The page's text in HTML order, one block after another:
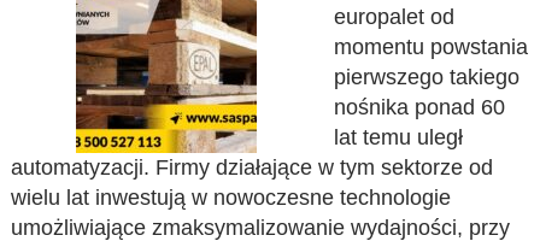
europalet od
momentu powstania
pierwszego takiego
nośnika ponad 60
lat temu uległ
automatyzacji. Firmy działające w tym sektorze od
wielu lat inwestują w nowoczesne technologie
umożliwiające zmaksymalizowanie wydajności, przy